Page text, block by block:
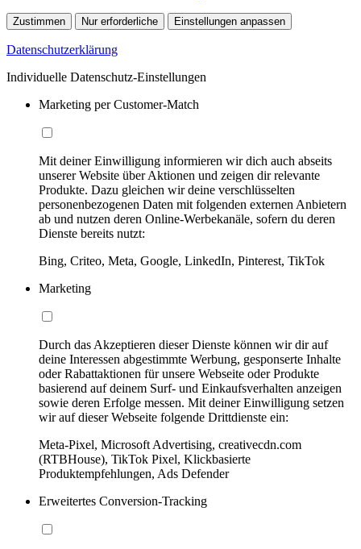
Zustimmen Nur erforderliche Einstellungen anpassen
Datenschutzerklärung
Individuelle Datenschutz-Einstellungen
Marketing per Customer-Match
Mit deiner Einwilligung informieren wir dich auch abseits
unserer Website über Aktionen und zeigen dir relevante
Produkte. Dazu gleichen wir deine verschlüsselten
personenbezogenen Daten mit folgenden externen Anbietern
ab und nutzen deren Online-Werbekanäle, sofern du deren
Dienste bereits nutzt:
Bing, Criteo, Meta, Google, LinkedIn, Pinterest, TikTok
Marketing
Durch das Akzeptieren dieser Dienste können wir dir auf
deine Interessen abgestimmte Werbung, gesponserte Inhalte
oder Rabattaktionen für unsere Webseite oder Produkte
basierend auf deinem Surf- und Einkaufsverhalten anzeigen
sowie deren Erfolge messen. Mit deiner Einwilligung setzen
wir auf dieser Webseite folgende Drittdienste ein:
Meta-Pixel, Microsoft Advertising, creativecdn.com
(RTBHouse), TikTok Pixel, Klickbasierte
Produktempfehlungen, Ads Defender
Erweitertes Conversion-Tracking